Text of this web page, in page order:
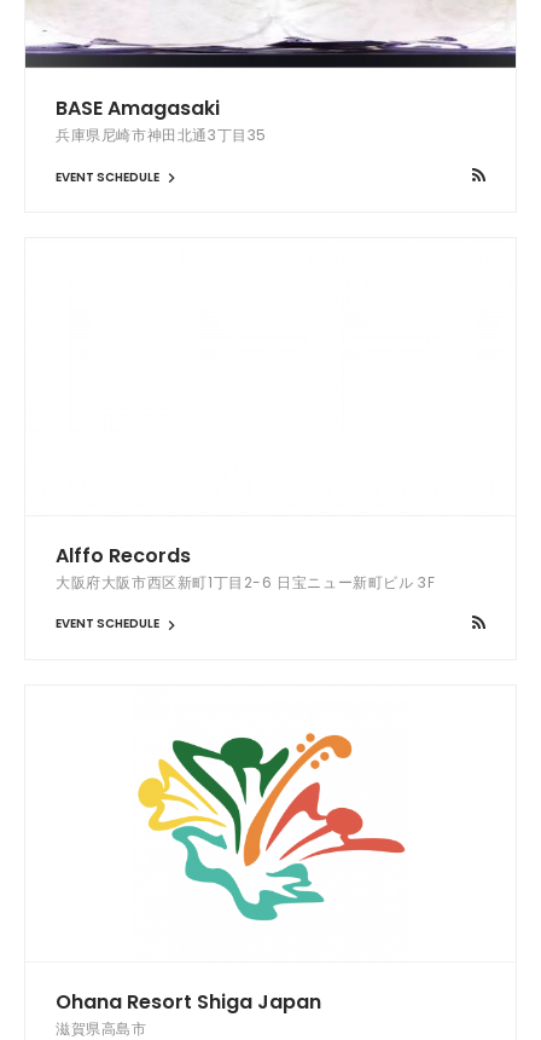
BASE Amagasaki
兵庫県尼崎市神田北通3丁目35
EVENT SCHEDULE
Alffo Records
大阪府大阪市西区新町1丁目2-6 日宝ニュー新町ビル 3F
EVENT SCHEDULE
Ohana Resort Shiga Japan
滋賀県高島市